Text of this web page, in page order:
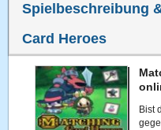
Spielbeschreibung
Card Heroes
Bist